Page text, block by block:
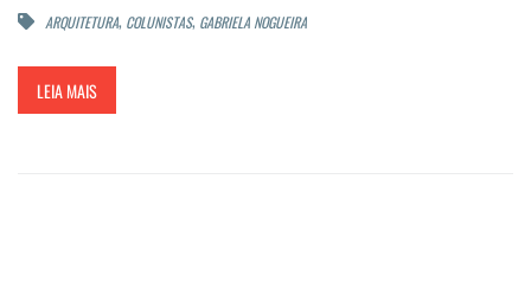
ARQUITETURA, COLUNISTAS, GABRIELA NOGUEIRA
LEIA MAIS